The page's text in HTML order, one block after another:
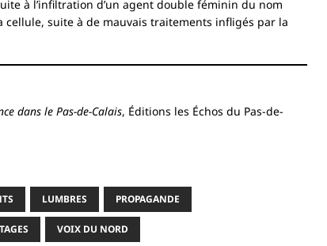
à l’infiltration d’un agent double féminin du nom
cellule, suite à de mauvais traitements infligés par la
dans le Pas-de-Calais, Éditions les Échos du Pas-de-
LUMBRES PROPAGANDE
VOIX DU NORD